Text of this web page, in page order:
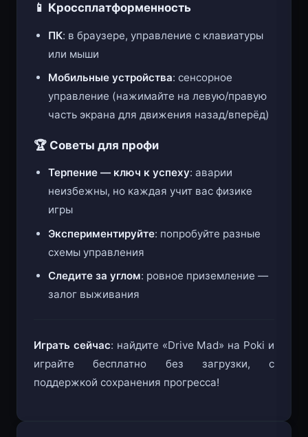
📱 Кроссплатформенность
ПК: в браузере, управление с клавиатуры
или мыши
Мобильные устройства: сенсорное
управление (нажимайте на левую/правую
часть экрана для движения назад/вперёд)
🏆 Советы для профи
Терпение — ключ к успеху: аварии
неизбежны, но каждая учит вас физике
игры
Экспериментируйте: попробуйте разные
схемы управления
Следите за углом: ровное приземление —
залог выживания
Играть сейчас: найдите «Drive Mad» на Poki и
играйте бесплатно без загрузки, с
поддержкой сохранения прогресса!